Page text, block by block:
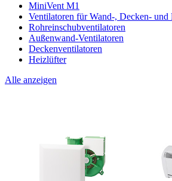
MiniVent M1
Ventilatoren für Wand-, Decken- und
Rohreinschubventilatoren
Außenwand-Ventilatoren
Deckenventilatoren
Heizlüfter
Alle anzeigen